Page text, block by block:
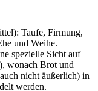
Taufe, Firmung,
und Weihe.
spezielle Sicht auf
wonach Brot und
nicht äußerlich) in
werden.